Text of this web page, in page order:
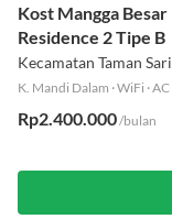
Kost Mangga Besar
Residence 2 Tipe B
Kecamatan Taman Sari
K. Mandi Dalam ·WiFi ·AC
Rp2.400.000/bulan